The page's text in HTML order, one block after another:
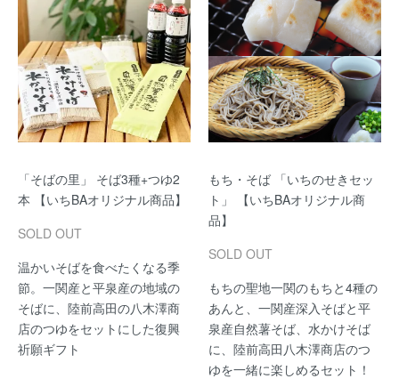
「そばの里」 そば3種+つゆ2
本 【いちBAオリジナル商品】
SOLD OUT
温かいそばを食べたくなる季
節。一関産と平泉産の地域の
そばに、陸前高田の八木澤商
店のつゆをセットにした復興
祈願ギフト
もち・そば 「いちのせきセッ
ト」 【いちBAオリジナル商
品】
SOLD OUT
もちの聖地一関のもちと4種の
あんと、一関産深入そばと平
泉産自然薯そば、水かけそば
に、陸前高田八木澤商店のつ
ゆを一緒に楽しめるセット！